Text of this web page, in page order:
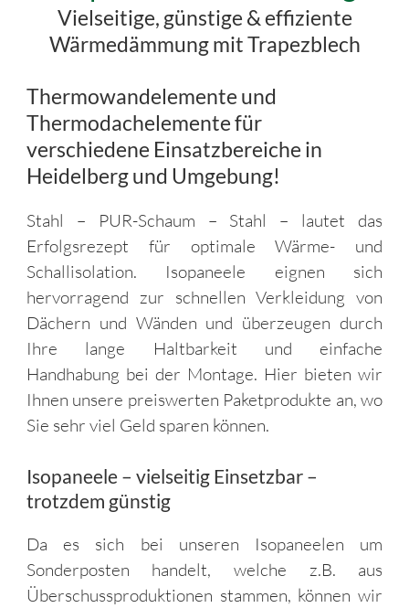
Vielseitige, günstige & effiziente
Wärmedämmung mit Trapezblech
Thermowandelemente und
Thermodachelemente für
verschiedene Einsatzbereiche in
Heidelberg und Umgebung!
Stahl – PUR-Schaum – Stahl – lautet das
Erfolgsrezept für optimale Wärme- und
Schallisolation. Isopaneele eignen sich
hervorragend zur schnellen Verkleidung von
Dächern und Wänden und überzeugen durch
Ihre lange Haltbarkeit und einfache
Handhabung bei der Montage. Hier bieten wir
Ihnen unsere preiswerten Paketprodukte an, wo
Sie sehr viel Geld sparen können.
Isopaneele – vielseitig Einsetzbar –
trotzdem günstig
Da es sich bei unseren Isopaneelen um
Sonderposten handelt, welche z.B. aus
Überschussproduktionen stammen, können wir